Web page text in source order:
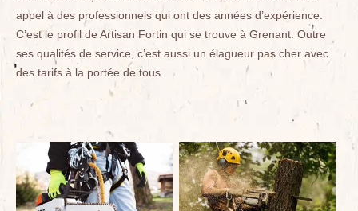
appel à des professionnels qui ont des années d’expérience.
C’est le profil de Artisan Fortin qui se trouve à Grenant. Outre
ses qualités de service, c’est aussi un élagueur pas cher avec
des tarifs à la portée de tous.